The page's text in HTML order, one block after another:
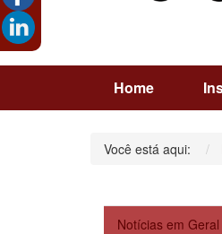
Home
Você está aqui:
Notícias em Geral